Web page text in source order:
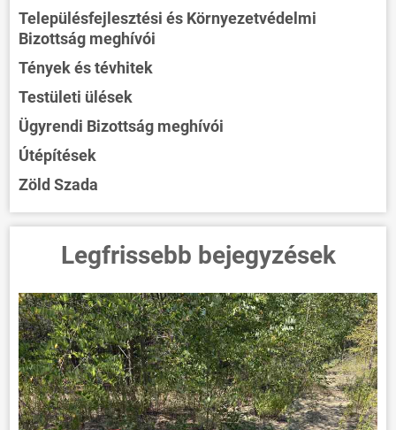
Településfejlesztési és Környezetvédelmi
Bizottság meghívói
Tények és tévhitek
Testületi ülések
Ügyrendi Bizottság meghívói
Útépítések
Zöld Szada
Legfrissebb bejegyzések